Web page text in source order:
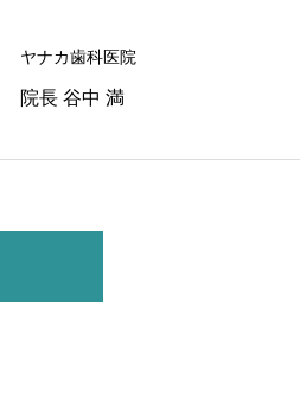
ヤナカ歯科医院
院長 谷中 満